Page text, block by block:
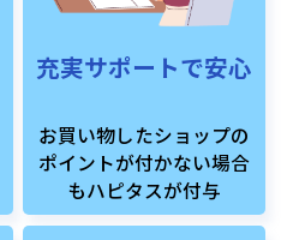
充実サポートで安心
お買い物したショップの
ポイントが付かない場合
もハピタスが付与